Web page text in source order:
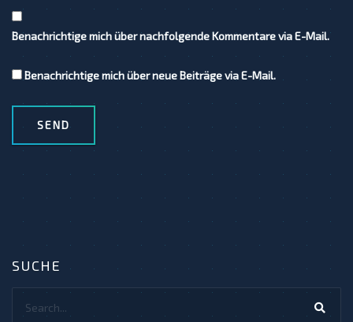
Benachrichtige mich über nachfolgende Kommentare via E-Mail.
Benachrichtige mich über neue Beiträge via E-Mail.
SUCHE
Search...